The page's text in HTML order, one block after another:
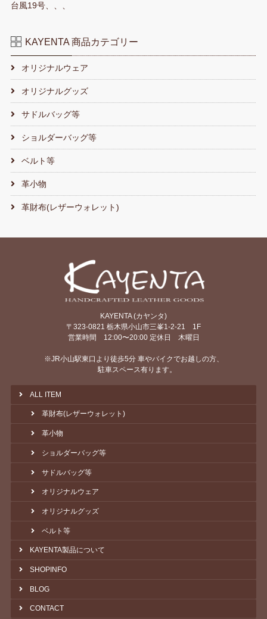
台風19号、、、
KAYENTA 商品カテゴリー
オリジナルウェア
オリジナルグッズ
サドルバッグ等
ショルダーバッグ等
ベルト等
革小物
革財布(レザーウォレット)
KAYENTA (カヤンタ)
〒323-0821 栃木県小山市三峯1-2-21 1F
営業時間 12:00〜20:00 定休日 木曜日
※JR小山駅東口より徒歩5分 車やバイクでお越しの方、
駐車スペース有ります。
ALL ITEM
革財布(レザーウォレット)
革小物
ショルダーバッグ等
サドルバッグ等
オリジナルウェア
オリジナルグッズ
ベルト等
KAYENTA製品について
SHOPINFO
BLOG
CONTACT